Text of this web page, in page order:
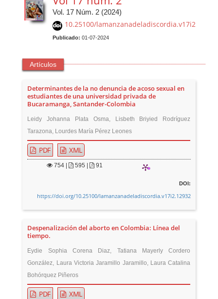
Vol. 17 Núm. 2 (2024)
10.25100/lamanzanadeladiscordia.v17i2
Publicado: 01-07-2024
Artículos
Determinantes de la no denuncia de acoso sexual en
estudiantes de una universidad privada de
Bucaramanga, Santander-Colombia
Leidy Johanna Plata Osma, Lisbeth Briyied Rodríguez
Tarazona, Lourdes María Pérez Leones
PDF XML
754 595 | 91
DOI:
https://doi.org/10.25100/lamanzanadeladiscordia.v17i2.12932
Despenalización del aborto en Colombia: Línea del
tiempo.
Eydie Sophia Corena Diaz, Tatiana Mayerly Cordero
González, Laura Victoria Jaramillo Jaramillo, Laura Catalina
Bohórquez Piñeros
PDF XML